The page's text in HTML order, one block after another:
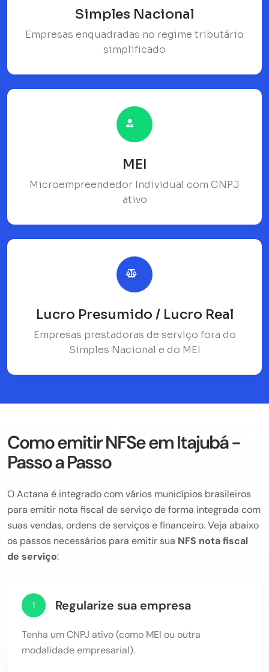
Simples Nacional
Empresas enquadradas no regime tributário
simplificado
MEI
Microempreendedor Individual com CNPJ
ativo
Lucro Presumido / Lucro Real
Empresas prestadoras de serviço fora do
Simples Nacional e do MEI
Como emitir NFSe em Itajubá -
Passo a Passo
O Actana é integrado com vários municípios brasileiros
para emitir nota fiscal de serviço de forma integrada com
suas vendas, ordens de serviços e financeiro. Veja abaixo
os passos necessários para emitir sua NFS nota fiscal
de serviço:
1 Regularize sua empresa
Tenha um CNPJ ativo (como MEI ou outra
modalidade empresarial).